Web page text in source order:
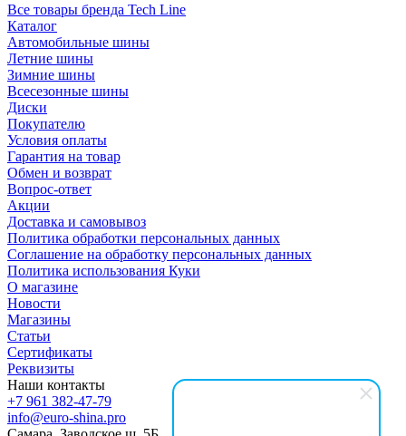
Все товары бренда Tech Line
Каталог
Автомобильные шины
Летние шины
Зимние шины
Всесезонные шины
Диски
Покупателю
Условия оплаты
Гарантия на товар
Обмен и возврат
Вопрос-ответ
Акции
Доставка и самовывоз
Политика обработки персональных данных
Соглашение на обработку персональных данных
Политика использования Куки
О магазине
Новости
Магазины
Статьи
Сертификаты
Реквизиты
Наши контакты
+7 961 382-47-79
info@euro-shina.pro